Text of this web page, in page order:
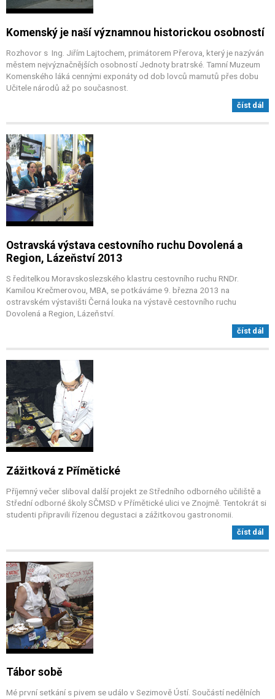
Komenský je naší významnou historickou osobností
Rozhovor s Ing. Jiřím Lajtochem, primátorem Přerova, který je nazýván
městem nejvýznačnějších osobností Jednoty bratrské. Tamní Muzeum
Komenského láká cennými exponáty od dob lovců mamutů přes dobu
Učitele národů až po současnost.
číst dál
Ostravská výstava cestovního ruchu Dovolená a
Region, Lázeňství 2013
S ředitelkou Moravskoslezského klastru cestovního ruchu RNDr.
Kamilou Krečmerovou, MBA, se potkáváme 9. března 2013 na
ostravském výstavišti Černá louka na výstavě cestovního ruchu
Dovolená a Region, Lázeňství.
číst dál
Zážitková z Přímětické
Příjemný večer sliboval další projekt ze Středního odborného učiliště a
Střední odborné školy SČMSD v Přímětické ulici ve Znojmě. Tentokrát si
studenti připravili řízenou degustaci a zážitkovou gastronomii.
číst dál
Tábor sobě
Mé první setkání s pivem se událo v Sezimově Ústí. Součástí nedělních